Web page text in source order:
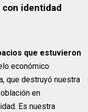
con identidad
que estuvieron
económico
que destruyó nuestra
en
Es nuestra